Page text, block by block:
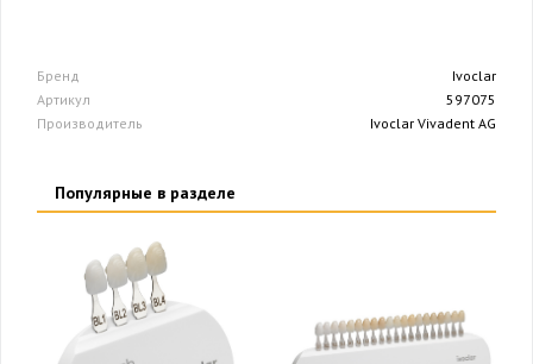
Бренд
Ivoclar
Артикул
597075
Производитель
Ivoclar Vivadent AG
Популярные в разделе